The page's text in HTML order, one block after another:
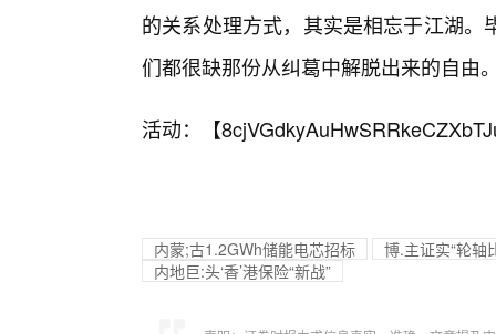
的关系处理方式，其实是相忘于江湖
们都很缺那份从纠葛中解脱出来的自由
活动：【
内蒙;古1.2GWh储能电芯招标
博.主证实“轮轴
内地巨:头‘香’港保险“新战”